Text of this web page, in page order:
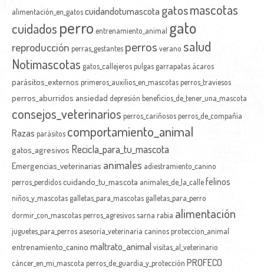
alimentación_en_gatoscuidandotumascota gatosmascotas
cuidados perro entrenamiento_animal gato
reproducción perras_gestantes perros verano salud
Notimascotas gatos_callejeros pulgas garrapatas ácaros
parásitos_externos primeros_auxilios_en_mascotas perros_traviesos
perros_aburridos ansiedad depresión beneficios_de_tener_una_mascota
consejos_veterinarios perros_cariñosos perros_de_compañia
Razas parásitos comportamiento_animal
gatos_agresivos Recicla_para_tu_mascota
Emergencias_veterinarias animales adiestramiento_canino
perros_perdidoscuidando_tu_mascota animales_de_la_callefelinos
niños_y_mascotas galletas_para_mascotas galletas_para_perro
dormir_con_mascotas perros_agresivossarna rabia alimentación
juguetes_para_perros asesoría_veterinaria caninosproteccion_animal
entrenamiento_canino maltrato_animal visitas_al_veterinario
cáncer_en_mi_mascota perros_de_guardia_y_protección PROFECO